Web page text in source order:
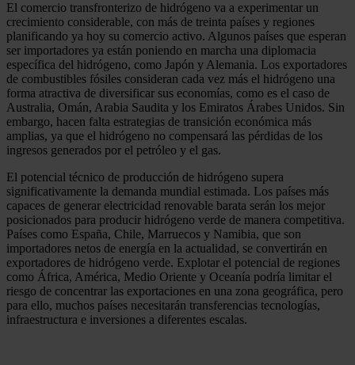
El comercio transfronterizo de hidrógeno va a experimentar un
crecimiento considerable, con más de treinta países y regiones
planificando ya hoy su comercio activo. Algunos países que esperan
ser importadores ya están poniendo en marcha una diplomacia
específica del hidrógeno, como Japón y Alemania. Los exportadores
de combustibles fósiles consideran cada vez más el hidrógeno una
forma atractiva de diversificar sus economías, como es el caso de
Australia, Omán, Arabia Saudita y los Emiratos Árabes Unidos. Sin
embargo, hacen falta estrategias de transición económica más
amplias, ya que el hidrógeno no compensará las pérdidas de los
ingresos generados por el petróleo y el gas.
El potencial técnico de producción de hidrógeno supera
significativamente la demanda mundial estimada. Los países más
capaces de generar electricidad renovable barata serán los mejor
posicionados para producir hidrógeno verde de manera competitiva.
Países como España, Chile, Marruecos y Namibia, que son
importadores netos de energía en la actualidad, se convertirán en
exportadores de hidrógeno verde. Explotar el potencial de regiones
como África, América, Medio Oriente y Oceanía podría limitar el
riesgo de concentrar las exportaciones en una zona geográfica, pero
para ello, muchos países necesitarán transferencias tecnologías,
infraestructura e inversiones a diferentes escalas.